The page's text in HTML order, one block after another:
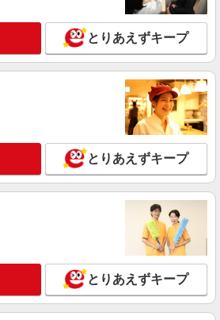
とりあえずキープ
とりあえずキープ
とりあえずキープ